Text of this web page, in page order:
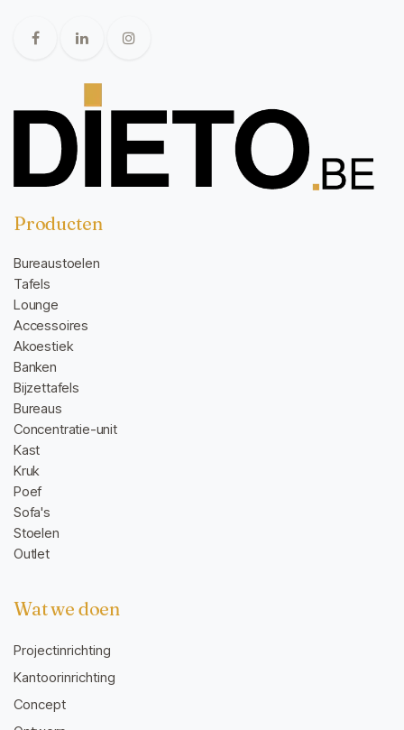
Producten
Bureaustoelen
Tafels
Lounge
Accessoires
Akoestiek
Banken
Bijzettafels
Bureaus
Concentratie-unit
Kast
Kruk
Poef
Sofa's
Stoelen
Outlet
Wat we doen
Projectinrichting
Kantoorinrichting
Concept